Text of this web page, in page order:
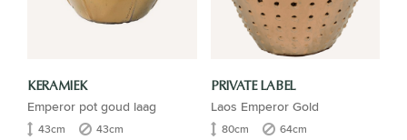
KERAMIEK
Emperor pot goud laag
43cm 43cm
PRIVATE LABEL
Laos Emperor Gold
80cm 64cm